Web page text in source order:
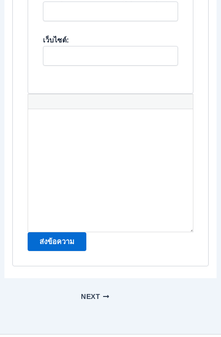
เว็บไซต์:
ส่งข้อความ
NEXT